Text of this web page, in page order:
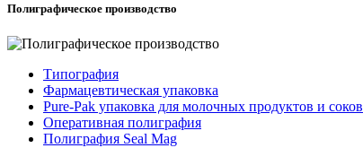
Полиграфическое производство
Типография
Фармацевтическая упаковка
Pure-Pak упаковка для молочных продуктов и соков
Оперативная полиграфия
Полиграфия Seal Mag